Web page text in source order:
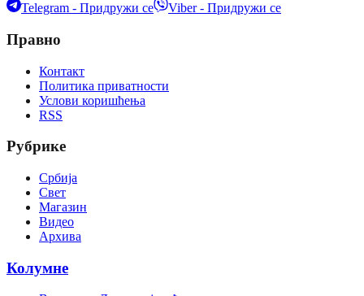
Telegram - Придружи се Viber - Придружи се
Правно
Контакт
Политика приватности
Услови коришћења
RSS
Рубрике
Србија
Свет
Магазин
Видео
Архива
Колумне